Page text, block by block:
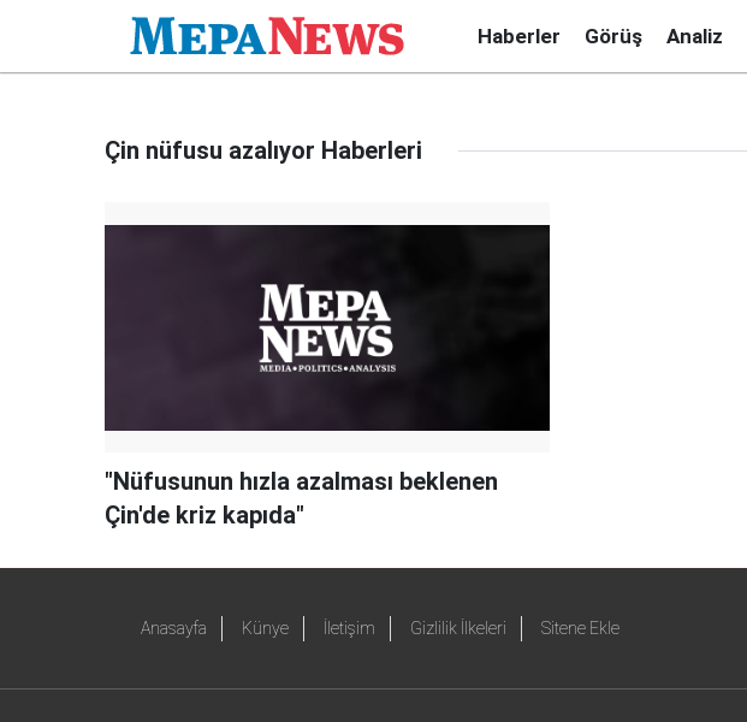
Haberler Görüş Analiz
Çin nüfusu azalıyor Haberleri
"Nüfusunun hızla azalması beklenen
Çin'de kriz kapıda"
Anasayfa Künye İletişim Gizlilik İlkeleri Sitene Ekle